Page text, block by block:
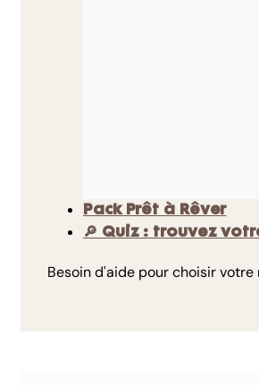
Pack Prêt à Rêver
🔎 Quiz : trouvez
Besoin d'aide pour choisir votre